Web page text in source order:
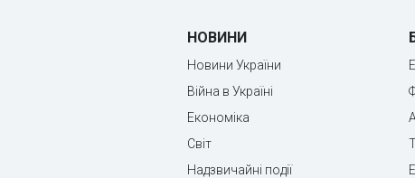
НОВИНИ
Новини України
Війна в Україні
Економіка
Світ
Надзвичайні події